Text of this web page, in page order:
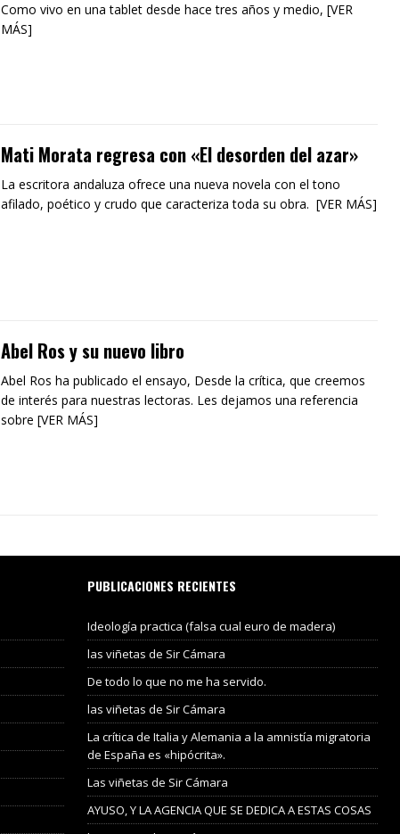
Como vivo en una tablet desde hace tres años y medio, [VER
MÁS]
Mati Morata regresa con «El desorden del azar»
La escritora andaluza ofrece una nueva novela con el tono
afilado, poético y crudo que caracteriza toda su obra. [VER MÁS]
Abel Ros y su nuevo libro
Abel Ros ha publicado el ensayo, Desde la crítica, que creemos
de interés para nuestras lectoras. Les dejamos una referencia
sobre [VER MÁS]
PUBLICACIONES RECIENTES
Ideología practica (falsa cual euro de madera)
las viñetas de Sir Cámara
De todo lo que no me ha servido.
las viñetas de Sir Cámara
La crítica de Italia y Alemania a la amnistía migratoria
de España es «hipócrita».
Las viñetas de Sir Cámara
AYUSO, Y LA AGENCIA QUE SE DEDICA A ESTAS COSAS